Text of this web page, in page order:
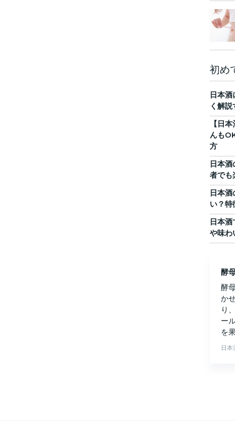
初め
日本
く解
【日
んも
方
日本
者でも
日本
い？特
日本
や味わ
酵
酵
か
り
ー
を
日